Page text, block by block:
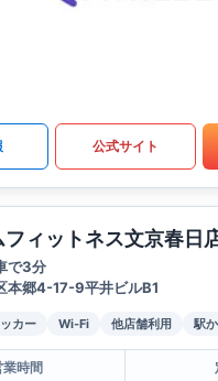
公式サイト
フィットネス文京春日
で3分
本郷4-17-9平井ビルB1
カー Wi-Fi 他店舗利用 駅
業時間